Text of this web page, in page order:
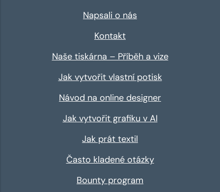
Napsali o nás
Kontakt
Naše tiskárna – Příběh a vize
Jak vytvořit vlastní potisk
Návod na online designer
Jak vytvořit grafiku v AI
Jak prát textil
Často kladené otázky
Bounty program